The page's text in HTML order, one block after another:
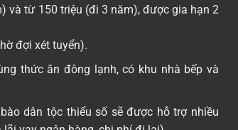
và từ 150 triệu (đi 3 năm), được gia hạn 2
đợi xét tuyển).
thức ăn đông lạnh, có khu nhà bếp và
dân tộc thiểu số sẽ được hỗ trợ nhiều